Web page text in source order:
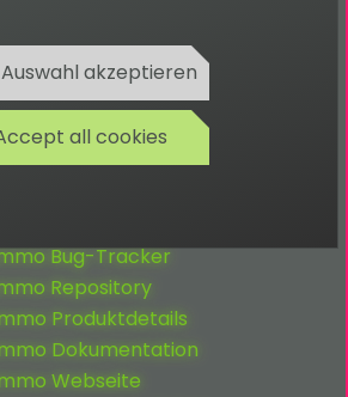
Datensätze
oder individuelles Feature
uns gern!
Bug-Tracker
Repository
Produktdetails
Dokumentation
Webseite
akzeptieren
all cookies